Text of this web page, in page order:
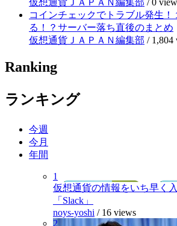
コインチェックでトラブル発生！
る！？サーバー落ち直後のまとめ
仮想通貨ＪＡＰＡＮ編集部 / 1,804
Ranking
ランキング
今週
今月
年間
1
仮想通貨の情報をいち早く
「Slack」
noys-yoshi / 16 views
2